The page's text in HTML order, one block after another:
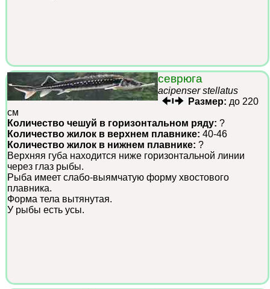
севрюга
acipenser stellatus
Размер: до 220
см
Количество чешуй в горизонтальном ряду: ?
Количество жилок в верхнем плавнике: 40-46
Количество жилок в нижнем плавнике: ?
Верхняя губа находится ниже горизонтальной линии
через глаз рыбы.
Рыба имеет слабо-выямчатую форму хвостового
плавника.
Форма тела вытянутая.
У рыбы есть усы.